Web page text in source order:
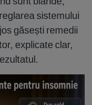
sistemului
găsești remedii
explicate clar,